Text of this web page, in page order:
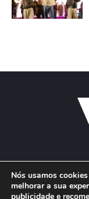
Nós usamos
melhorar a sua
publicidade e